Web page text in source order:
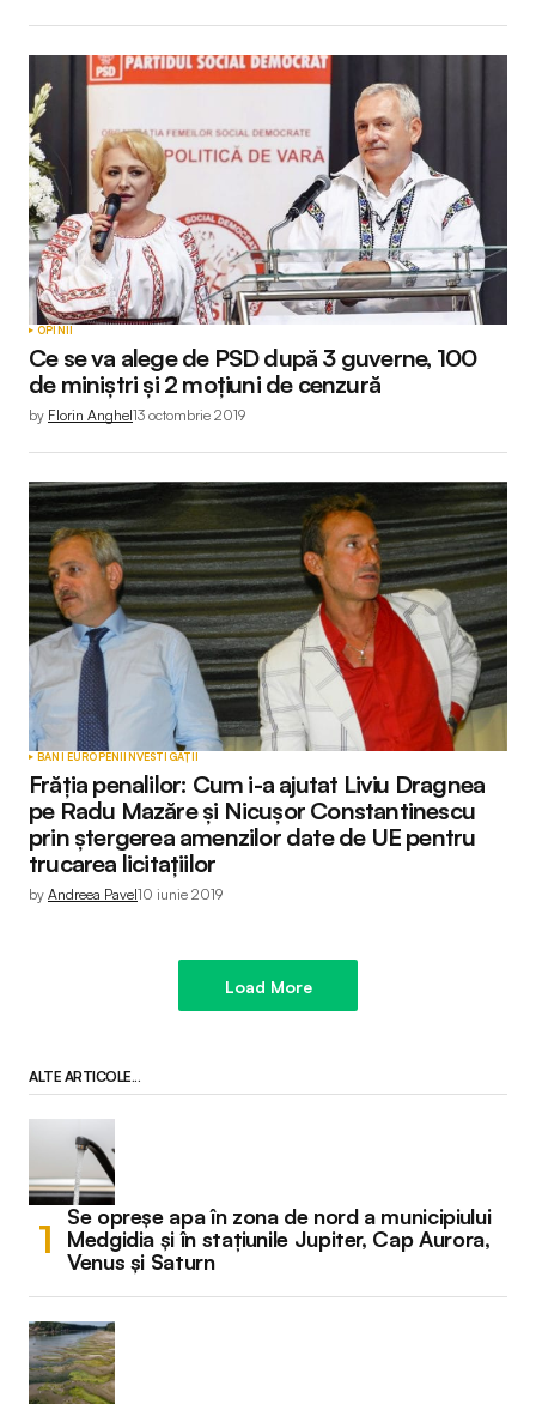
OPINII
Ce se va alege de PSD după 3 guverne, 100
de miniştri și 2 moţiuni de cenzură
by Florin Anghel13 octombrie 2019
BANI EUROPENIINVESTIGAȚII
Frăția penalilor: Cum i-a ajutat Liviu Dragnea
pe Radu Mazăre și Nicușor Constantinescu
prin ștergerea amenzilor date de UE pentru
trucarea licitațiilor
by Andreea Pavel10 iunie 2019
Load More
ALTE ARTICOLE...
Se opreșe apa în zona de nord a municipiului
Medgidia și în stațiunile Jupiter, Cap Aurora,
Venus și Saturn